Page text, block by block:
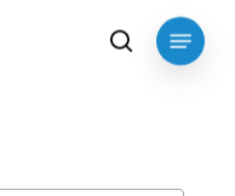
search
Menu